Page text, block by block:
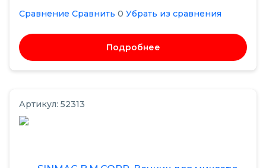
Сравнение Сравнить 0 Убрать из сравнения
Подробнее
Артикул: 52313